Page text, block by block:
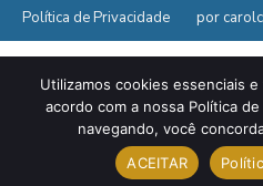
Política de Privacidade por
Utilizamos cookies essenciais
acordo com a nossa Política
navegando, você
ACEITAR